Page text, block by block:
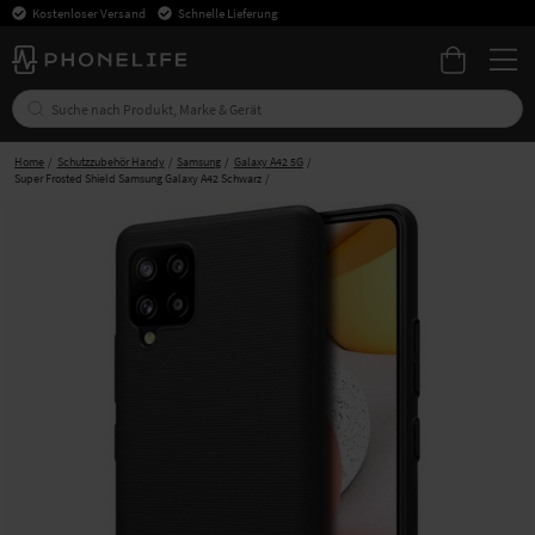
Kostenloser Versand Schnelle Lieferung
Home Schutzzubehör Handy Samsung
Galaxy A42 5G
Super Frosted Shield Samsung Galaxy A42 Schwarz